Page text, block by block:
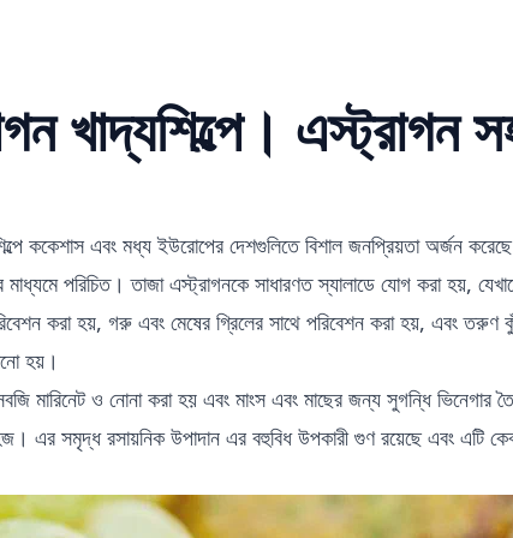
খাদ্যশিল্পে। এস্ট্রাগন
ককেশাস এবং মধ্য ইউরোপের দেশগুলিতে বিশাল জনপ্রিয়তা অর্জন
মাধ্যমে পরিচিত। তাজা এস্ট্রাগনকে সাধারণত স্যালাডে যোগ করা হয়,
করা হয়, গরু এবং মেষের গ্রিলের সাথে পরিবেশন করা হয়, এবং
হয়।
মারিনেট ও নোনা করা হয় এবং মাংস এবং মাছের জন্য সুগন্ধি ভিনেগার
এর সমৃদ্ধরসায়নিক উপাদানএর বহুবিধ উপকারী গুণ রয়েছে এবং এটি